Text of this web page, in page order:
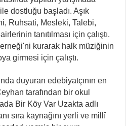
dostluğu başladı. Aşık
Ruhsati, Mesleki, Talebi,
tanıtılması için çalıştı.
kurarak halk müziğinin
girmesi için çalıştı.
duyuran edebiyatçının en
tarafından bir okul
Bir Köy Var Uzakta adlı
sıra kaynağını yerli ve millî